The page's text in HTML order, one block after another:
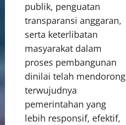
publik, penguatan
transparansi anggaran,
serta keterlibatan
masyarakat dalam
proses pembangunan
dinilai telah mendorong
terwujudnya
pemerintahan yang
lebih responsif, efektif,